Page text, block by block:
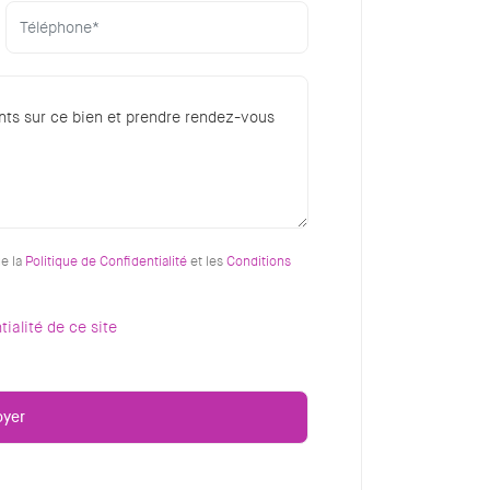
la Politique de Confidentialitéet lesConditions
de ce site